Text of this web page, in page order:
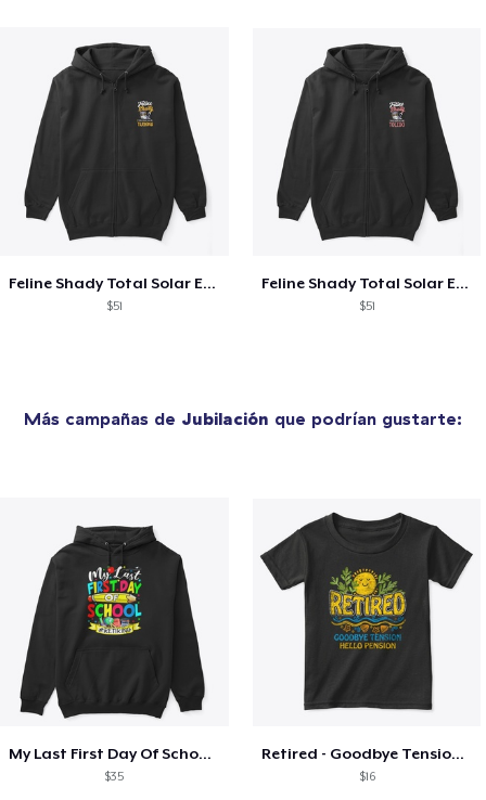
Feline Shady Total Solar Eclipse Tijuana
$51
Feline Shady Total Solar Eclipse Toledo
$51
Más campañas de Jubilación que podrían gustarte:
My Last First Day Of School Retiring
$35
Retired - Goodbye Tension Hello Pension
$16